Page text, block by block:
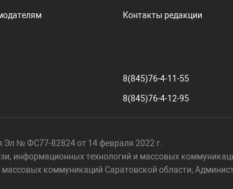
Контакты редакции
8(845)76-4-11-55
8(845)76-4-12-95
Эл № ФС77-82824 от 14 февраля 2022 г.
информационных технологий и массовых
коммуникаций Саратовской области;